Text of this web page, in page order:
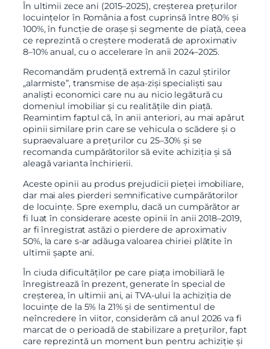
În ultimii zece ani (2015–2025), creșterea prețurilor
locuințelor în România a fost cuprinsă între 80% și
100%, în funcție de orașe și segmente de piață, ceea
ce reprezintă o creștere moderată de aproximativ
8–10% anual, cu o accelerare în anii 2024–2025.
Recomandăm prudență extremă în cazul știrilor
„alarmiste”, transmise de așa-ziși specialiști sau
analiști economici care nu au nicio legătură cu
domeniul imobiliar și cu realitățile din piață.
Reamintim faptul că, în anii anteriori, au mai apărut
opinii similare prin care se vehicula o scădere și o
supraevaluare a prețurilor cu 25–30% și se
recomanda cumpărătorilor să evite achiziția și să
aleagă varianta închirierii.
Aceste opinii au produs prejudicii pieței imobiliare,
dar mai ales pierderi semnificative cumpărătorilor
de locuințe. Spre exemplu, dacă un cumpărător ar
fi luat în considerare aceste opinii în anii 2018–2019,
ar fi înregistrat astăzi o pierdere de aproximativ
50%, la care s-ar adăuga valoarea chiriei plătite în
ultimii șapte ani.
În ciuda dificultăților pe care piața imobiliară le
înregistrează în prezent, generate în special de
creșterea, în ultimii ani, ai TVA-ului la achiziția de
locuințe de la 5% la 21% și de sentimentul de
neîncredere în viitor, considerăm că anul 2026 va fi
marcat de o perioadă de stabilizare a prețurilor, fapt
care reprezintă un moment bun pentru achiziție și